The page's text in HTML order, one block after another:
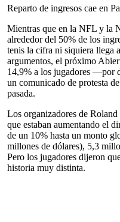
Reparto de ingresos cae en
Mientras que en la NFL y la
alrededor del 50% de los
tenis la cifra ni siquiera llega
argumentos, el próximo
14,9% a los jugadores —por
un comunicado de protesta
pasada.
Los organizadores de
que estaban aumentando el
de un 10% hasta un monto
millones de dólares), 5,3
Pero los jugadores dijeron
historia muy distinta.